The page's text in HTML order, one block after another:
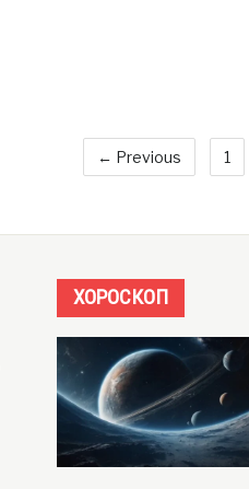
← Previous 1
ХОРОСКОП